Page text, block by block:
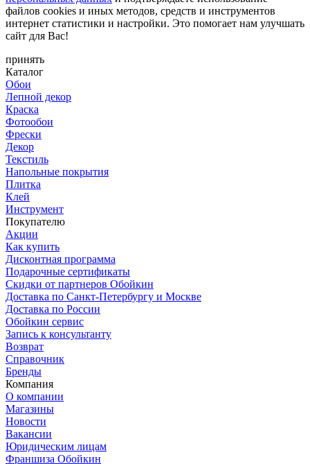
файлов cookies и иных методов, средств и инструментов
интернет статистики и настройки. Это помогает нам улучшать
сайт для Вас!
принять
Каталог
Обои
Лепной декор
Краска
Фотообои
Фрески
Декор
Текстиль
Напольные покрытия
Плитка
Клей
Инструмент
Покупателю
Акции
Как купить
Дисконтная программа
Подарочные сертификаты
Скидки от партнеров Обойкин
Доставка по Санкт-Петербургу и Москве
Доставка по России
Обойкин сервис
Запись к консультанту
Возврат
Справочник
Бренды
Компания
О компании
Магазины
Новости
Вакансии
Юридическим лицам
Франшиза Обойкин